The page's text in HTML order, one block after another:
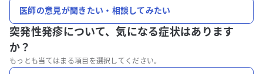
医師の意見が聞きたい・相談してみたい
突発性発疹について、気になる症状はあります
か？
もっとも当てはまる項目を選択してください。